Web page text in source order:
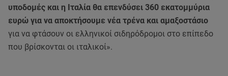
υποδομές και η Ιταλία θα επενδύσει 360 εκατομμύρια
ευρώ για να αποκτήσουμε νέα τρένα και αμαξοστάσιο
για να φτάσουν οι ελληνικοί σιδηρόδρομοι στο επίπεδο
που βρίσκονται οι ιταλικοί».